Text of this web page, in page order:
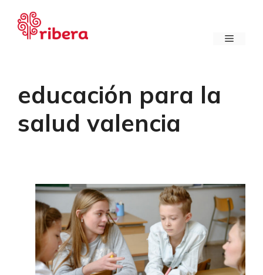
contenido
Menú
educación para la
salud valencia